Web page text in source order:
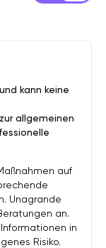
kann keine
allgemeinen
auf
Unagrande
an.
in
Risiko.